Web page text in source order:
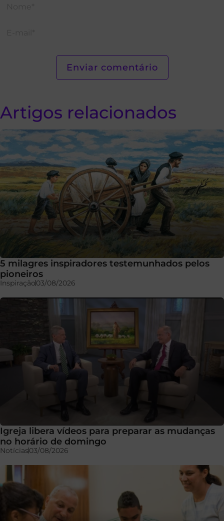
Artigos relacionados
5 milagres inspiradores testemunhados pelos
pioneiros
Inspiração03/08/2026
Igreja libera vídeos para preparar as mudanças
no horário de domingo
Notícias03/08/2026